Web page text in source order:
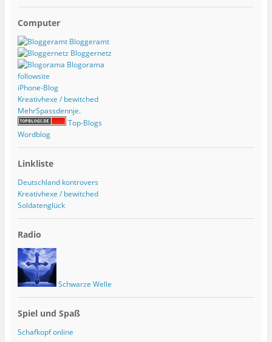
Computer
Bloggeramt
Bloggernetz
Blogorama
followsite
iPhone-Blog
Kreativhexe / bewitched
MehrSpassdennje.
Top-Blogs
Wordblog
Linkliste
Deutschland kontrovers
Kreativhexe / bewitched
Soldatenglück
Radio
Schwarze Welle
Spiel und Spaß
Schafkopf online